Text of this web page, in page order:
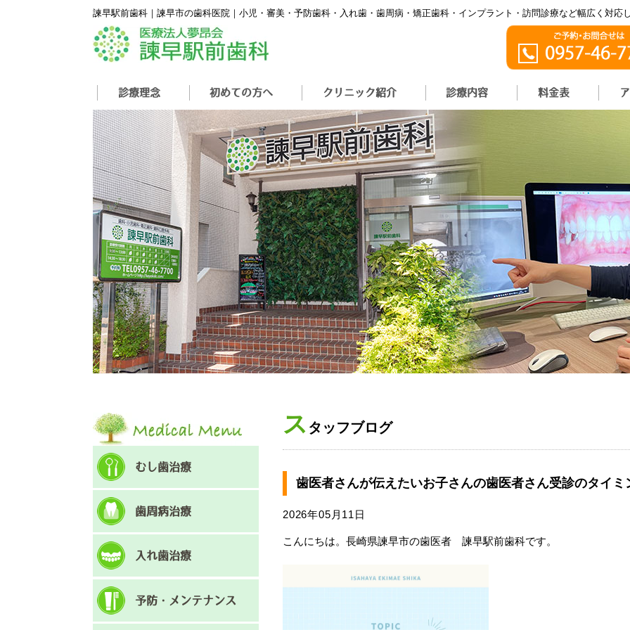
諫早駅前歯科｜諫早市の歯科医院｜小児・審美・予防歯科・入れ歯・歯周病・矯正歯科・インプラント・訪問診療など幅広く対応
診療理念 初めての方へ クリニック紹介 診療内容 料金表
ス タッフブログ
歯医者さんが伝えたいお子さんの歯医者さん受診のタイミ
2026年05月11日
こんにちは。長崎県諫早市の歯医者 諫早駅前歯科です。
むし歯治療
歯周病治療
入れ歯治療
予防・メンテナンス